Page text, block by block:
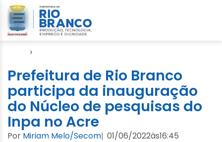
›
Prefeitura de Rio Branco
participa da inauguração
do Núcleo de pesquisas do
Inpa no Acre
Por Miriam Melo/Secom| 01/06/2022às16:45